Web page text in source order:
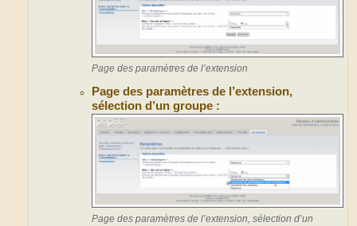
Page des paramètres de l’extension
Page des paramètres de l’extension,
sélection d’un groupe :
Page des paramètres de l’extension, sélection d’un